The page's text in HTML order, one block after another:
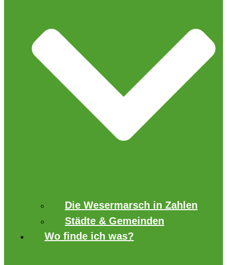
Die Wesermarsch in Zahlen
Städte & Gemeinden
Wo finde ich was?